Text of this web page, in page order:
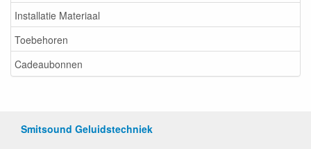
Installatie Materiaal
Toebehoren
Cadeaubonnen
Smitsound Geluidstechniek